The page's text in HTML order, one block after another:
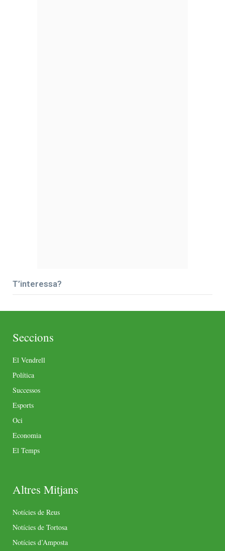
T’interessa?
Seccions
El Vendrell
Política
Successos
Esports
Oci
Economia
El Temps
Altres Mitjans
Notícies de Reus
Notícies de Tortosa
Notícies d’Amposta